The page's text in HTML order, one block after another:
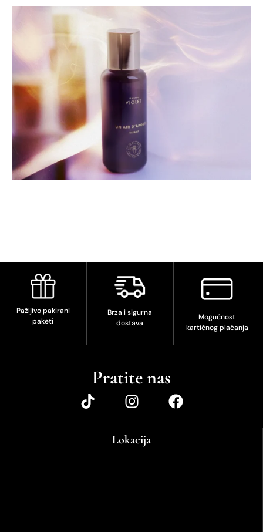
Pažljivo pakirani
paketi
Brza i sigurna
dostava
Mogućnost
kartičnog plaćanja
Pratite nas
Lokacija